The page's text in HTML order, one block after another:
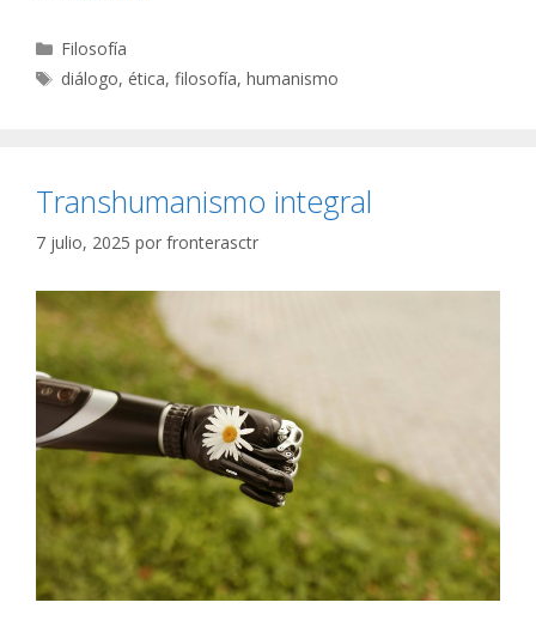
Categorías
Filosofía
Etiquetas
diálogo, ética,filosofía,humanismo
Transhumanismo integral
7 julio, 2025 por fronterasctr